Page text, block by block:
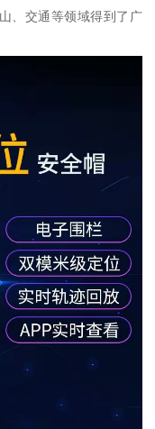
、交通等领域得到了广